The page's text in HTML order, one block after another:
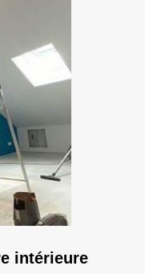
intérieure